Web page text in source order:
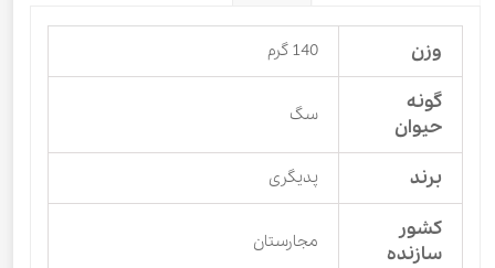
وزن 140 گرم
گونه
حیوان
سگ
برند پدیگری
کشور
سازنده
مجارستان